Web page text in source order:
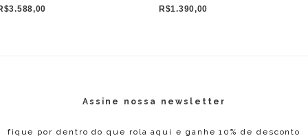
R$1.390,00
Assine nossa newsletter
fique por dentro do que rola aqui e ganhe 10% de desconto